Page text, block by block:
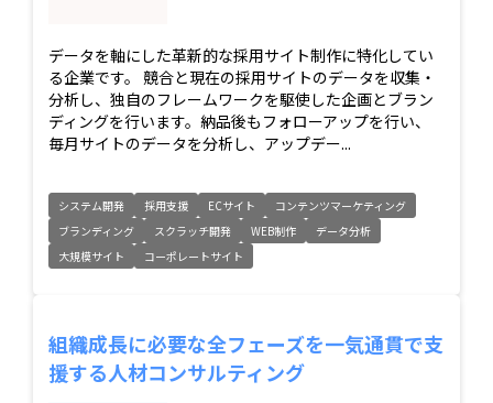
データを軸にした革新的な採用サイト制作に特化してい
る企業です。 競合と現在の採用サイトのデータを収集・
分析し、独自のフレームワークを駆使した企画とブラン
ディングを行います。納品後もフォローアップを行い、
毎月サイトのデータを分析し、アップデー...
システム開発 採用支援 ECサイト
コンテンツマーケティング
ブランディング
スクラッチ開発 WEB制作
データ分析
大規模サイト
コーポレートサイト
組織成長に必要な全フェーズを一気通貫で支
援する人材コンサルティング